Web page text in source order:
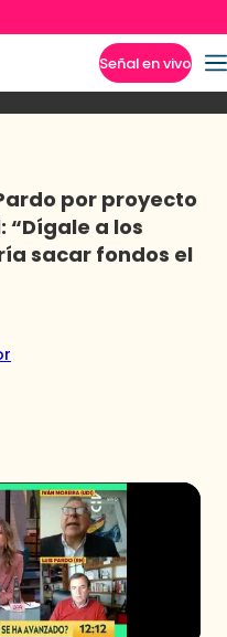
Señal en vivo
PolicialPolíticaEspectáculo
por proyecto
“Dígale a los
sacar fondos el